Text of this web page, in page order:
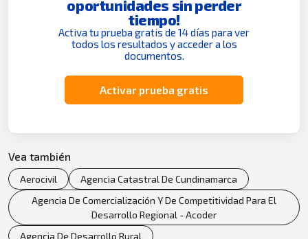
oportunidades sin perder
tiempo!
Activa tu prueba gratis de 14 días para ver
todos los resultados y acceder a los
documentos.
Activar prueba gratis
Vea también
Aerocivil
Agencia Catastral De Cundinamarca
Agencia De Comercialización Y De Competitividad Para El
Desarrollo Regional - Acoder
Agencia De Desarrollo Rural